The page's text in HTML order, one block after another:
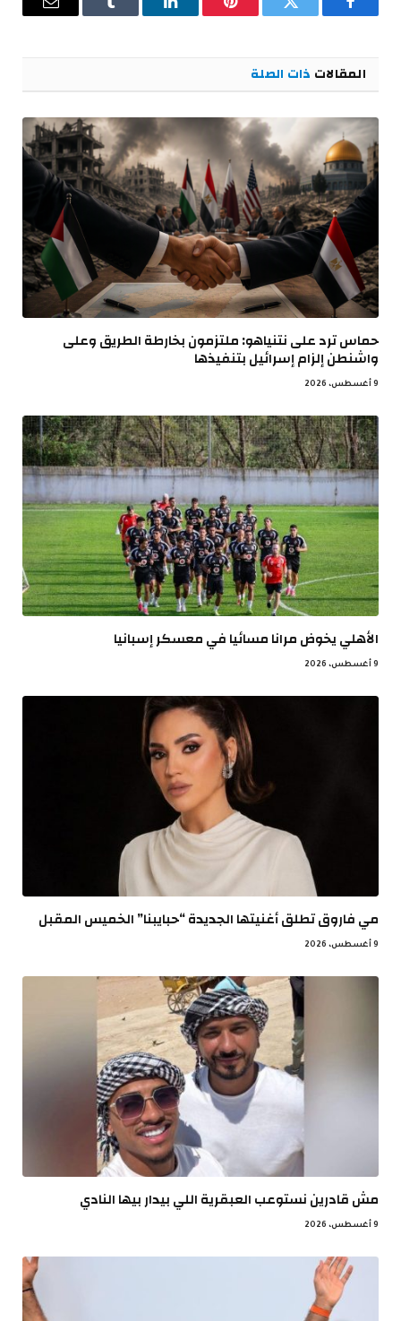
فيسبوك تويتر بينتيريستلينكدإن Tumblr
البريد
المقالات ذات الصلة
حماس ترد على نتنياهو: ملتزمون بخارطة الطريق وعلى
واشنطن إلزام إسرائيل بتنفيذها
9 أغسطس، 2026
الأهلي يخوض مرانا مسائيا في معسكر إسبانيا
9 أغسطس، 2026
مي فاروق تطلق أغنيتها الجديدة “حبايبنا” الخميس المقبل
9 أغسطس، 2026
مش قادرين نستوعب العبقرية اللي بيدار بيها النادي
9 أغسطس، 2026